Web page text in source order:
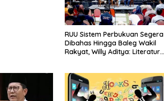
RUU Sistem Perbukuan Segera
Dibahas Hingga Baleg Wakil
Rakyat, Willy Aditya: Literatur